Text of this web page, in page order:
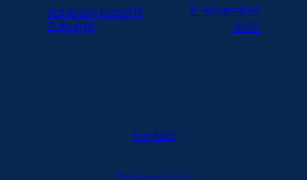
Vorlesen schafft
Zukunft!
8. November
2024
Kontakt